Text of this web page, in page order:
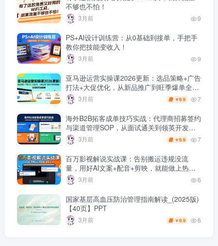
不够也不怕！
3月前 9
PS+AI设计训练营：从0基础到接单，手把手
教你把技能变收入！
3月前 9
亚马逊运营实操课2026更新：选品策略+广告
打法+大促优化，从新品推广到旺季爆单全链
路
3月前 ￥9.9 7
海外B2B拓客成单技巧实战：代理商招募签约
与渠道管理SOP，从面试通关到领英开发客
户
3月前 ￥9.9 7
百万影视解说实战课：告别搬运违规没流
量，用好AI文案+配音+剪映，就能做上热门
的解说视频！！
3月前 6
国家基层高血压防治管理指南解读_(2025版)
【40页】PPT
3月前 ￥9.9 6